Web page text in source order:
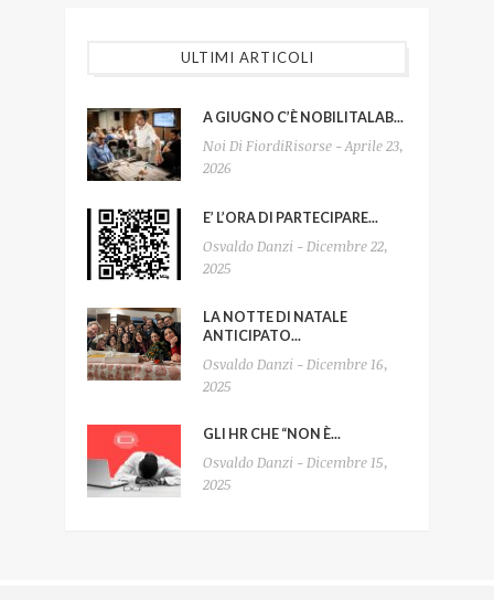
ULTIMI ARTICOLI
A GIUGNO C’È NOBILITALAB...
Noi Di FiordiRisorse - Aprile 23,
2026
E’ L’ORA DI PARTECIPARE...
Osvaldo Danzi - Dicembre 22,
2025
LA NOTTE DI NATALE
ANTICIPATO...
Osvaldo Danzi - Dicembre 16,
2025
GLI HR CHE “NON È...
Osvaldo Danzi - Dicembre 15,
2025